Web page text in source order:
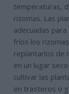
temperaturas,
rizomas. Las
adecuadas para
fríos los
replantarlos de
en un lugar
cultivar las
en trasteros o